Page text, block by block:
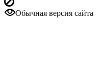
Обычная версия сайта